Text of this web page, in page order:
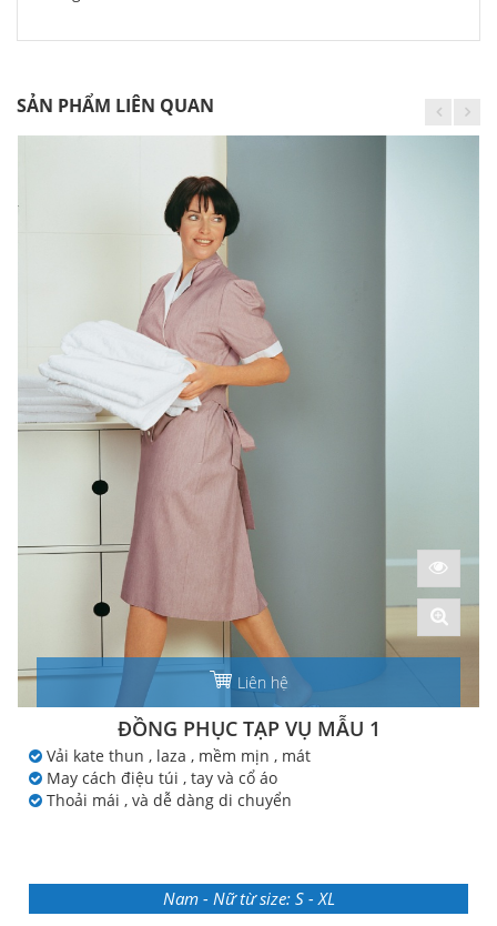
SẢN PHẨM LIÊN QUAN
Liên hệ
ĐỒNG PHỤC TẠP VỤ MẪU 1
Vải kate thun , laza , mềm mịn , mát
May cách điệu túi , tay và cổ áo
Thoải mái , và dễ dàng di chuyển
Nam - Nữ từ size: S - XL